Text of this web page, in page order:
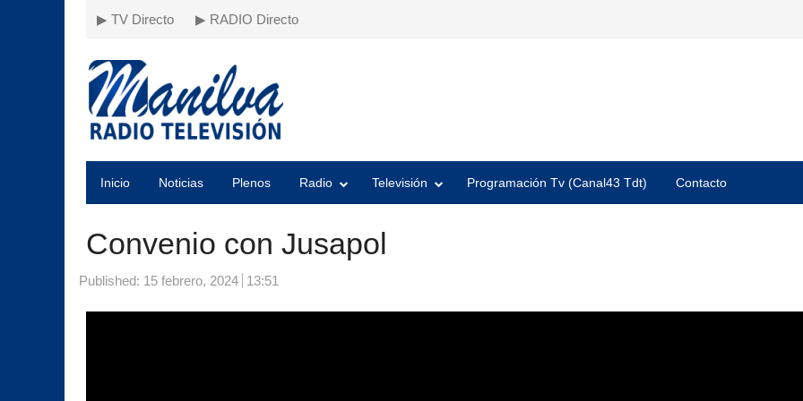
▶ TV Directo ▶ RADIO Directo
Inicio Noticias Plenos Radio Televisión Programación Tv (Canal43 Tdt) Contacto
Convenio con Jusapol
Published: 15 febrero, 2024 13:51